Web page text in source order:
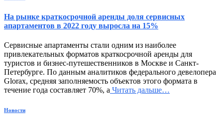
На рынке краткосрочной аренды доля сервисных
апартаментов в 2022 году выросла на 15%
Сервисные апартаменты стали одним из наиболее
привлекательных форматов краткосрочной аренды для
туристов и бизнес-путешественников в Москве и Санкт-
Петербурге. По данным аналитиков федерального девелопера
Glorax, средняя заполняемость объектов этого формата в
течение года составляет 70%, а Читать дальше…
Новости